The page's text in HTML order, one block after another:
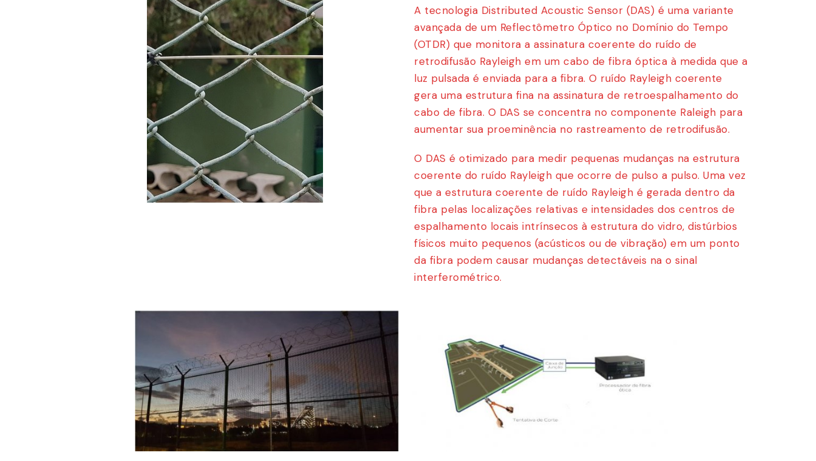
A tecnologia Distributed Acoustic Sensor (DAS) é uma variante
avançada de um Reflectômetro Óptico no Domínio do Tempo
(OTDR) que monitora a assinatura coerente do ruído de
retrodifusão Rayleigh em um cabo de fibra óptica à medida que a
luz pulsada é enviada para a fibra. O ruído Rayleigh coerente
gera uma estrutura fina na assinatura de retroespalhamento do
cabo de fibra. O DAS se concentra no componente Raleigh para
aumentar sua proeminência no rastreamento de retrodifusão.
O DAS é otimizado para medir pequenas mudanças na estrutura
coerente do ruído Rayleigh que ocorre de pulso a pulso. Uma vez
que a estrutura coerente de ruído Rayleigh é gerada dentro da
fibra pelas localizações relativas e intensidades dos centros de
espalhamento locais intrínsecos à estrutura do vidro, distúrbios
físicos muito pequenos (acústicos ou de vibração) em um ponto
da fibra podem causar mudanças detectáveis ​​na o sinal
interferométrico.